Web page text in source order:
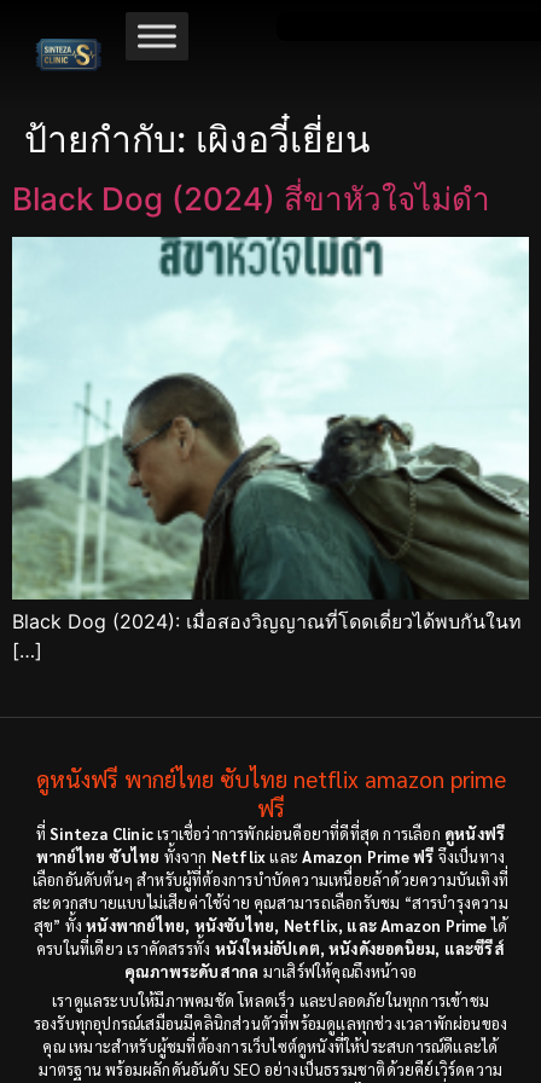
ป้ายกำกับ: เผิงอวี๋เยี่ยน
Black Dog (2024) สี่ขาหัวใจไม่ดำ
Black Dog (2024): เมื่อสองวิญญาณที่โดดเดี่ยวได้พบกันในท
[…]
ดูหนังฟรี พากย์ไทย ซับไทย netflix amazon prime
ฟรี
ที่Sinteza Clinicเราเชื่อว่าการพักผ่อนคือยาที่ดีที่สุด การเลือก ดูหนังฟรี
พากย์ไทย ซับไทย ทั้งจาก NetflixและAmazon Prime ฟรี จึงเป็นทาง
เลือกอันดับต้นๆ สำหรับผู้ที่ต้องการบำบัดความเหนื่อยล้าด้วยความบันเทิงที่
สะดวกสบายแบบไม่เสียค่าใช้จ่าย คุณสามารถเลือกรับชม “สารบำรุงความ
สุข” ทั้งหนังพากย์ไทย, หนังซับไทย, Netflix, และ Amazon Primeได้
ครบในที่เดียว เราคัดสรรทั้ง หนังใหม่อัปเดต, หนังดังยอดนิยม, และซีรีส์
คุณภาพระดับสากล มาเสิร์ฟให้คุณถึงหน้าจอ
เราดูแลระบบให้มีภาพคมชัด โหลดเร็ว และปลอดภัยในทุกการเข้าชม
รองรับทุกอุปกรณ์เสมือนมีคลินิกส่วนตัวที่พร้อมดูแลทุกช่วงเวลาพักผ่อนของ
คุณ เหมาะสำหรับผู้ชมที่ต้องการเว็บไซต์ดูหนังที่ให้ประสบการณ์ดีและได้
มาตรฐาน พร้อมผลักดันอันดับ SEO อย่างเป็นธรรมชาติด้วยคีย์เวิร์ดความ